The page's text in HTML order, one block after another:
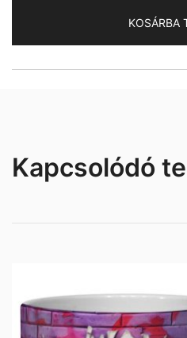
KOSÁRBA
Kapcsolódó